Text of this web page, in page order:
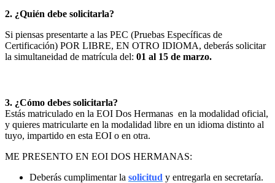
2. ¿Quién debe solicitarla?
Si piensas presentarte a las PEC (Pruebas Específicas de
Certificación) POR LIBRE, EN OTRO IDIOMA, deberás solicitar
la simultaneidad de matrícula del: 01 al 15 de marzo.
3. ¿Cómo debes solicitarla?
Estás matriculado en la EOI Dos Hermanas en la modalidad oficial,
y quieres matricularte en la modalidad libre en un idioma distinto al
tuyo, impartido en esta EOI o en otra.
ME PRESENTO EN EOI DOS HERMANAS:
Deberás cumplimentar la solicitud y entregarla en secretaría.